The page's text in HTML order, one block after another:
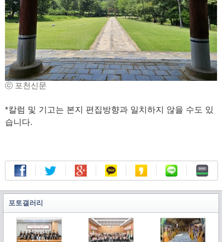
ⓒ 포천신문
*칼럼 및 기고는 본지 편집방향과 일치하지 않을 수도 있
습니다.
포토갤러리